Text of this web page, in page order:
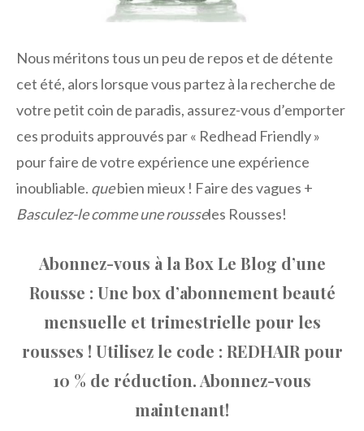
Nous méritons tous un peu de repos et de détente
cet été, alors lorsque vous partez à la recherche de
votre petit coin de paradis, assurez-vous d’emporter
ces produits approuvés par « Redhead Friendly »
pour faire de votre expérience une expérience
inoubliable. quebien mieux ! Faire des vagues +
Basculez-le comme une rousseles Rousses!
Abonnez-vous à la Box Le Blog d’une
Rousse : Une box d’abonnement beauté
mensuelle et trimestrielle pour les
rousses ! Utilisez le code : REDHAIR pour
10 % de réduction. Abonnez-vous
maintenant!